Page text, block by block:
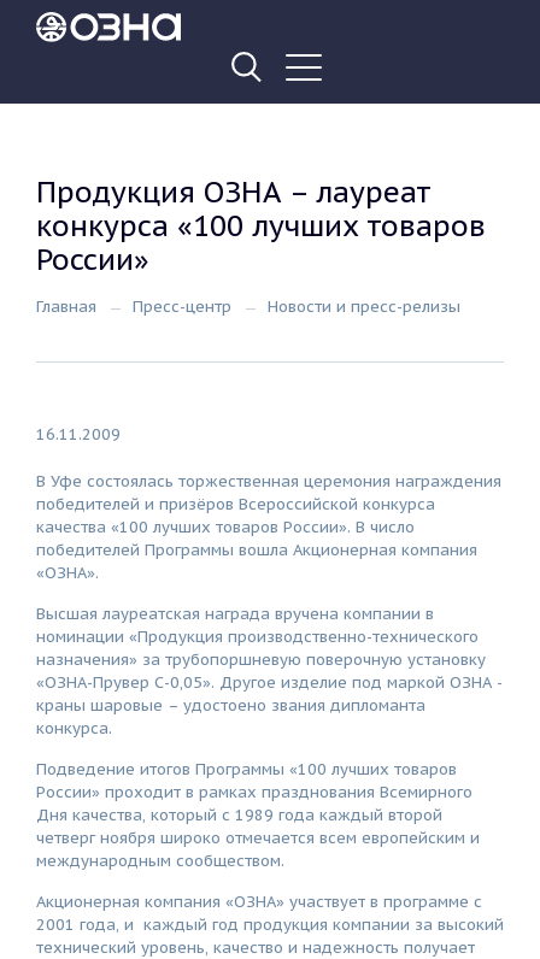
Продукция ОЗНА – лауреат
конкурса «100 лучших товаров
России»
Главная Пресс-центр Новости и пресс-релизы
16.11.2009
В Уфе состоялась торжественная церемония награждения
победителей и призёров Всероссийской конкурса
качества «100 лучших товаров России». В число
победителей Программы вошла Акционерная компания
«ОЗНА».
Высшая лауреатская награда вручена компании в
номинации «Продукция производственно-технического
назначения» за трубопоршневую поверочную установку
«ОЗНА-Прувер С-0,05». Другое изделие под маркой ОЗНА -
краны шаровые – удостоено звания дипломанта
конкурса.
Подведение итогов Программы «100 лучших товаров
России» проходит в рамках празднования Всемирного
Дня качества, который с 1989 года каждый второй
четверг ноября широко отмечается всем европейским и
международным сообществом.
Акционерная компания «ОЗНА» участвует в программе с
2001 года, и каждый год продукция компании за высокий
технический уровень, качество и надежность получает